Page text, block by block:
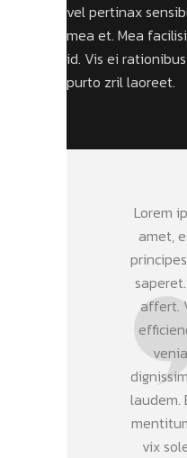
vel pertinax
mea et. Mea
id. Vis ei
purto zril laoreet.
Lorem
amet,
affert.
laudem.
vix